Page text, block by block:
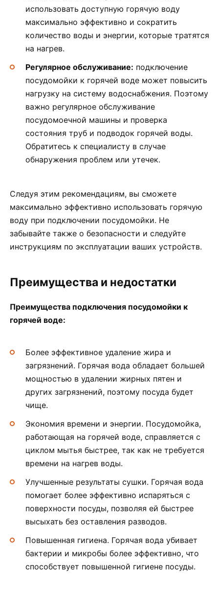
использовать доступную горячую воду
максимально эффективно и сократить
количество воды и энергии, которые тратятся
на нагрев.
Регулярное обслуживание: подключение
посудомойки к горячей воде может повысить
нагрузку на систему водоснабжения. Поэтому
важно регулярное обслуживание
посудомоечной машины и проверка
состояния труб и подводок горячей воды.
Обратитесь к специалисту в случае
обнаружения проблем или утечек.
Следуя этим рекомендациям, вы сможете
максимально эффективно использовать горячую
воду при подключении посудомойки. Не
забывайте также о безопасности и следуйте
инструкциям по эксплуатации ваших устройств.
Преимущества и недостатки
Преимущества подключения посудомойки к
горячей воде:
Более эффективное удаление жира и
загрязнений. Горячая вода обладает большей
мощностью в удалении жирных пятен и
других загрязнений, поэтому посуда будет
чище.
Экономия времени и энергии. Посудомойка,
работающая на горячей воде, справляется с
циклом мытья быстрее, так как не требуется
времени на нагрев воды.
Улучшенные результаты сушки. Горячая вода
помогает более эффективно испаряться с
поверхности посуды, позволяя ей быстрее
высыхать без оставления разводов.
Повышенная гигиена. Горячая вода убивает
бактерии и микробы более эффективно, что
способствует повышенной гигиене посуды.